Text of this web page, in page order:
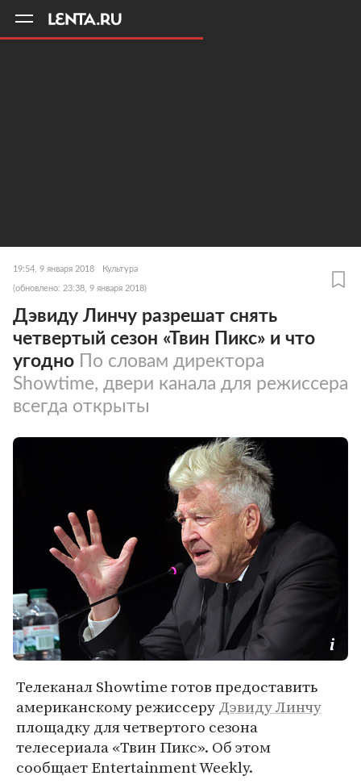
19:54, 9 января 2018 Культура
(обновлено: 23:38, 9 января 2018)
Дэвиду Линчу разрешат снять
четвертый сезон «Твин Пикс» и что
угодно По словам директора
Showtime, двери канала для режиссера
всегда открыты
Телеканал Showtime готов предоставить
американскому режиссеруДэвиду Линчу
площадку для четвертого сезона
телесериала «Твин Пикс». Об этом
сообщает Entertainment Weekly.